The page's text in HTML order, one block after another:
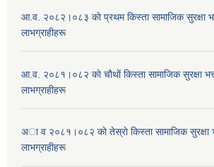
आ.व. २०८२।०८३ काे प्रथम किस्ता सामाजिक सुरक्षा
लाभग्राहीहरू
आ.व. २०८१।०८२ काे चाैथाें किस्ता सामाजिक सुरक्षा
लाभग्राहीहरू
अा व २०८१।०८२ काे तेस्राे किस्ता सामाजिक सुरक्षा
लाभग्राहीहरू